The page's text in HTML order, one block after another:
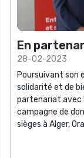
En
Nationale
28-02-2023
Poursuivant son
solidarité et de
partenariat avec
campagne de
sièges à Alger,